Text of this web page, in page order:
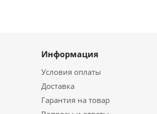
Информация
Условия оплаты
Доставка
Гарантия на товар